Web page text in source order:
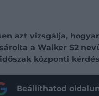
azt vizsgálja,
a Walker S2
központi
Beállíthatod